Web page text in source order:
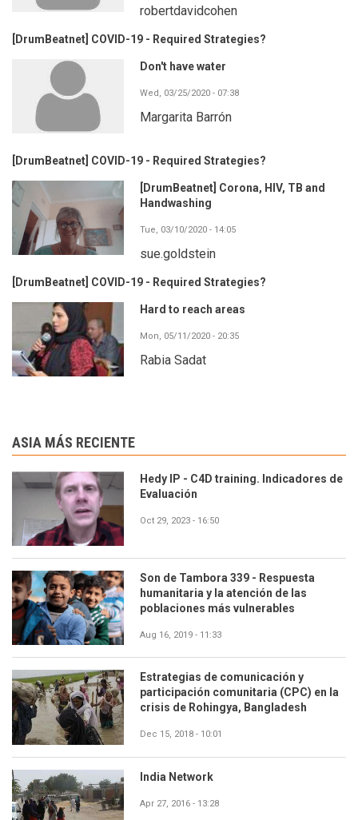
robertdavidcohen
[DrumBeatnet] COVID-19 - Required Strategies?
Don't have water
Wed, 03/25/2020 - 07:38
Margarita Barrón
[DrumBeatnet] COVID-19 - Required Strategies?
[DrumBeatnet] Corona, HIV, TB and
Handwashing
Tue, 03/10/2020 - 14:05
sue.goldstein
[DrumBeatnet] COVID-19 - Required Strategies?
Hard to reach areas
Mon, 05/11/2020 - 20:35
Rabia Sadat
ASIA MÁS RECIENTE
Hedy IP - C4D training. Indicadores de
Evaluación
Oct 29, 2023 - 16:50
Son de Tambora 339 - Respuesta
humanitaria y la atención de las
poblaciones más vulnerables
Aug 16, 2019 - 11:33
Estrategias de comunicación y
participación comunitaria (CPC) en la
crisis de Rohingya, Bangladesh
Dec 15, 2018 - 10:01
India Network
Apr 27, 2016 - 13:28